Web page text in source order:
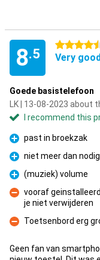
8.5
4.5 stars
Very
Goede basistelefoon
LK | 13-08-2023 about
I recommend this
Pro
past in broekzak
Pro
niet meer dan nodig
Pro
(muziek) volume
Con
vooraf
je niet verwijderen
Con
Toetsenbord erg
Geen fan van